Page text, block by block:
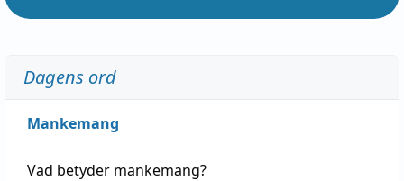
Dagens ord
Mankemang
Vad betyder mankemang?